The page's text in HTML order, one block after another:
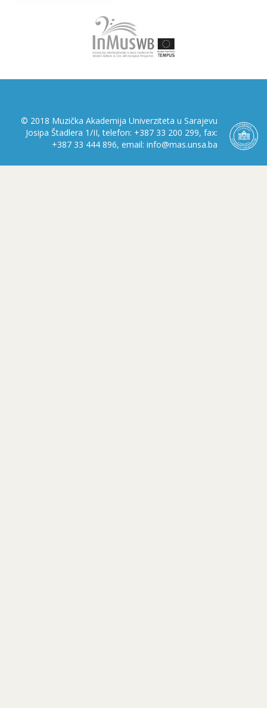
© 2018 Muzička Akademija Univerziteta u Sarajevu
Josipa Štadlera 1/II, telefon: +387 33 200 299, fax:
+387 33 444 896, email: info@mas.unsa.ba